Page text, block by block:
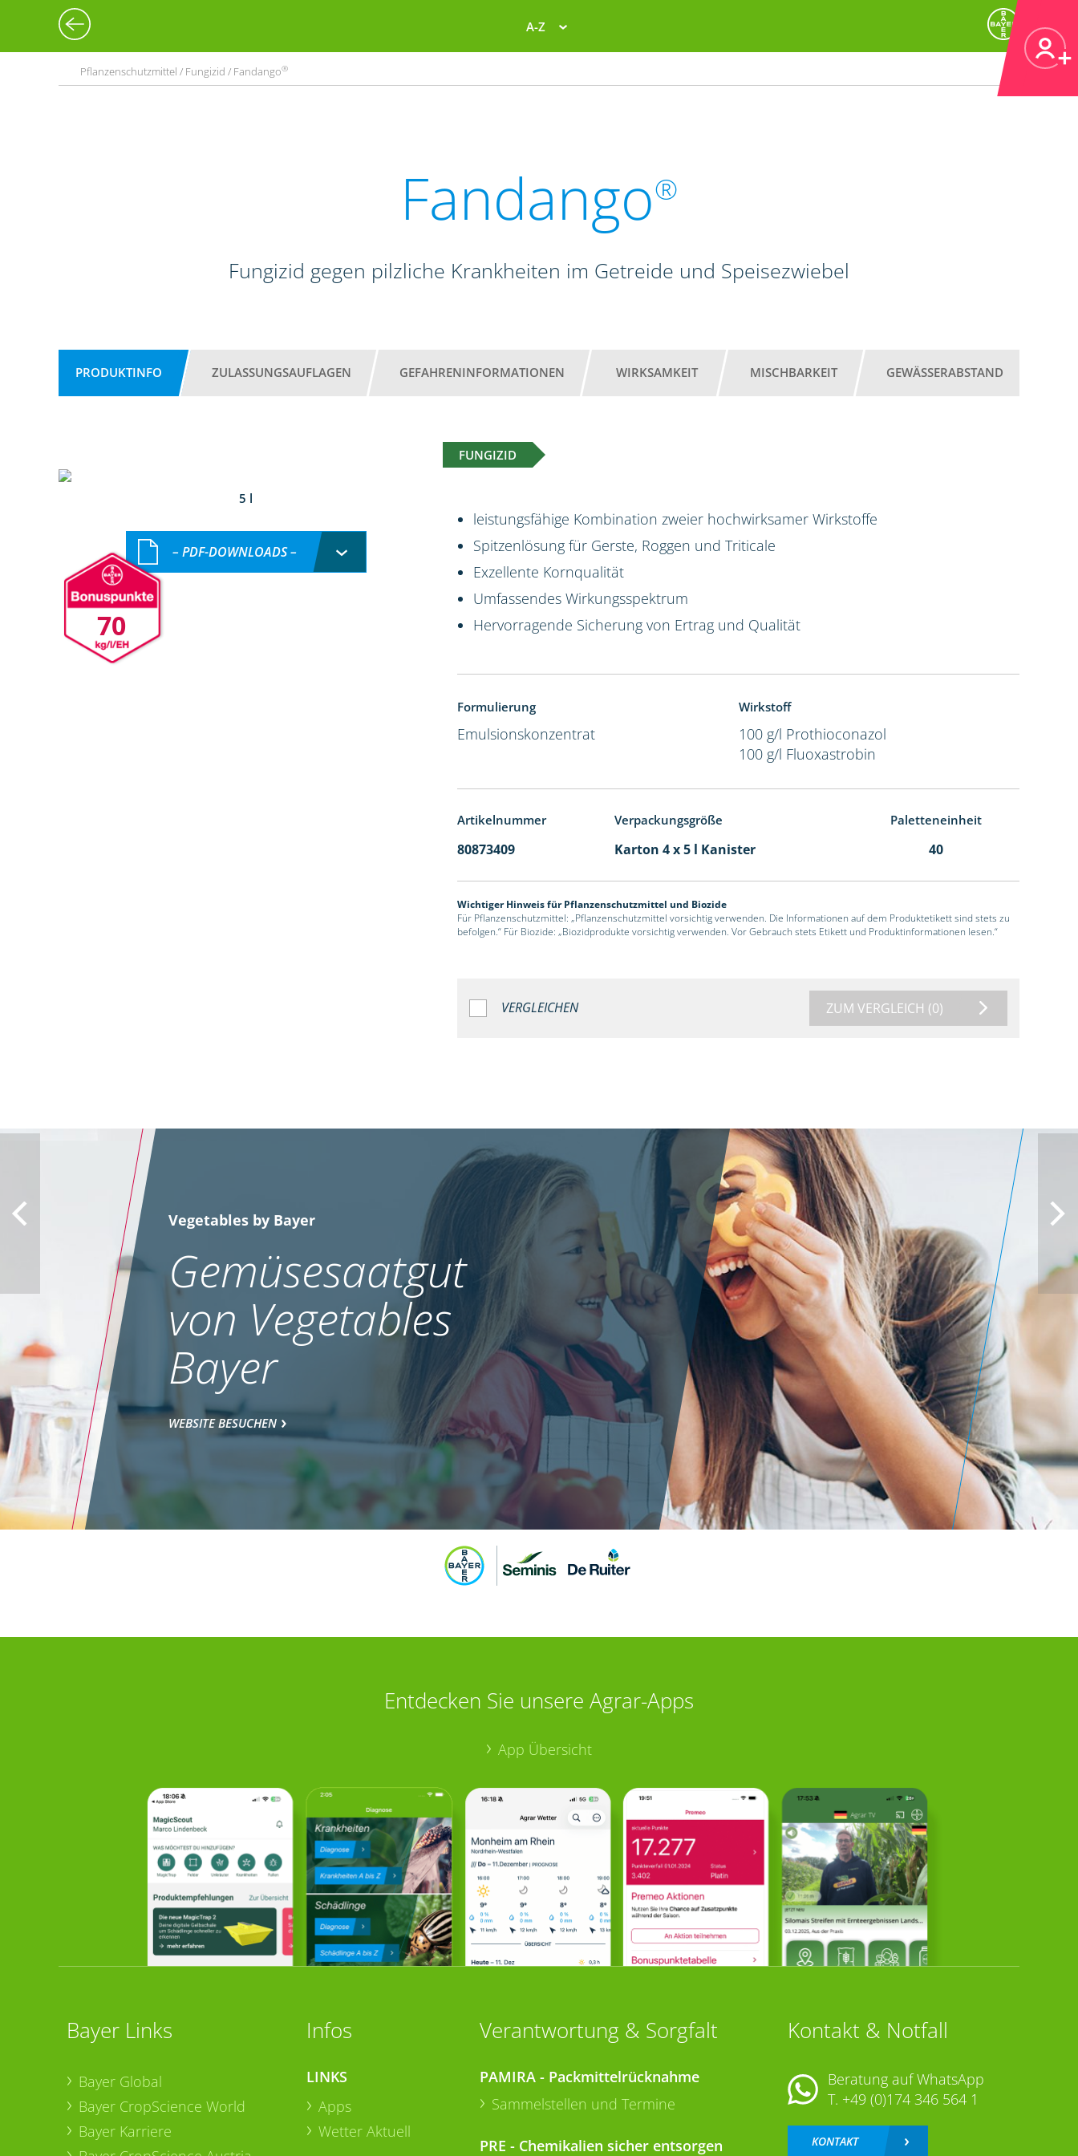
A-Z
Pflanzenschutzmittel / Fungizid / Fandango®
Fandango®
Fungizid gegen pilzliche Krankheiten im Getreide und Speisezwiebel
PRODUKTINFO ZULASSUNGSAUFLAGEN GEFAHRENINFORMATIONEN WIRKSAMKEIT MISCHBARKEIT GEWÄSSERABSTAND
FUNGIZID
5 l
70
– PDF-DOWNLOADS –
leistungsfähige Kombination zweier hochwirksamer Wirkstoffe
Spitzenlösung für Gerste, Roggen und Triticale
Exzellente Kornqualität
Umfassendes Wirkungsspektrum
Hervorragende Sicherung von Ertrag und Qualität
Formulierung
Emulsionskonzentrat
Wirkstoff
100 g/l Prothioconazol
100 g/l Fluoxastrobin
Artikelnummer Verpackungsgröße Paletteneinheit
80873409 Karton 4 x 5 l Kanister 40
Wichtiger Hinweis für Pflanzenschutzmittel und Biozide
Für Pflanzenschutzmittel: „Pflanzenschutzmittel vorsichtig verwenden. Die Informationen auf dem Produktetikett sind stets zu
befolgen.“ Für Biozide: „Biozidprodukte vorsichtig verwenden. Vor Gebrauch stets Etikett und Produktinformationen lesen.“
VERGLEICHEN ZUM VERGLEICH (0)
Vegetables by Bayer
Gemüsesaatgut
von Vegetables
Bayer
WEBSITE BESUCHEN
Entdecken Sie unsere Agrar-Apps
App Übersicht
Bayer Links
Bayer Global
Bayer CropScience World
Bayer Karriere
Infos
LINKS
Apps
Wetter Aktuell
Verantwortung & Sorgfalt
PAMIRA - Packmittelrücknahme
Sammelstellen und Termine
PRE - Chemikalien sicher entsorgen
Kontakt & Notfall
Beratung auf WhatsApp
T. +49 (0)174 346 564 1
KONTAKT